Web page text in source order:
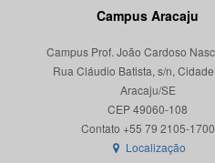
Campus Aracaju
Campus Prof. João Cardoso
Rua Cláudio Batista, s/n,
Aracaju/SE
CEP 49060-108
Localização